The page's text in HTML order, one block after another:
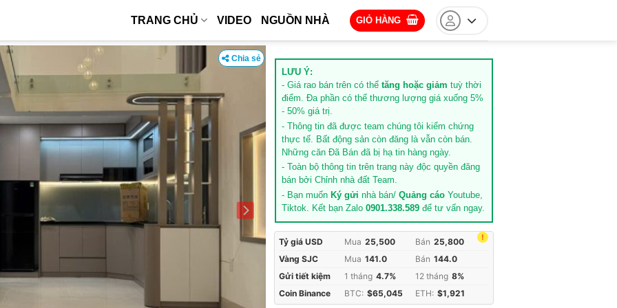
TRANG CHỦ VIDEO NGUỒN NHÀ GIỎ HÀNG
Chia sẻ
LƯU Ý:
- Giá rao bán trên có thể tăng hoặc giảm tuỳ thời
điểm. Đa phần có thể thương lượng giá xuống 5%
- 50% giá trị.
- Thông tin đã được team chúng tôi kiểm chứng
thực tế. Bất động sản còn đăng là vẫn còn bán.
Những căn Đã Bán đã bị hạ tin hàng ngày.
- Toàn bộ thông tin trên trang này độc quyền đăng
bán bởi Chỉnh nhà đất Team.
- Bạn muốn Ký gửi nhà bán/ Quảng cáo Youtube,
Tiktok. Kết bạn Zalo 0901.338.589 để tư vấn ngay.
!
Tỷ giá USD Mua 25,500 Bán 25,800
Vàng SJC
Mua 141.0 Bán 144.0
Gửi tiết kiệm
1 tháng 4.7% 12 tháng 8%
Coin Binance
BTC: $65,045 ETH: $1,921